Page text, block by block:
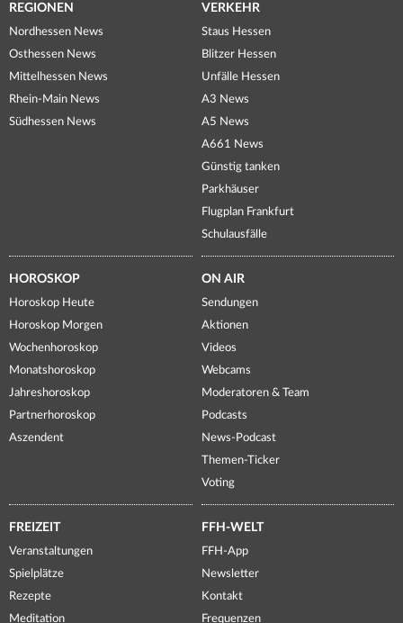
REGIONEN
Nordhessen News
Osthessen News
Mittelhessen News
Rhein-Main News
Südhessen News
VERKEHR
Staus Hessen
Blitzer Hessen
Unfälle Hessen
A3 News
A5 News
A661 News
Günstig tanken
Parkhäuser
Flugplan Frankfurt
Schulausfälle
HOROSKOP
Horoskop Heute
Horoskop Morgen
Wochenhoroskop
Monatshoroskop
Jahreshoroskop
Partnerhoroskop
Aszendent
ON AIR
Sendungen
Aktionen
Videos
Webcams
Moderatoren & Team
Podcasts
News-Podcast
Themen-Ticker
Voting
FREIZEIT
Veranstaltungen
Spielplätze
Rezepte
Meditation
FFH-WELT
FFH-App
Newsletter
Kontakt
Frequenzen